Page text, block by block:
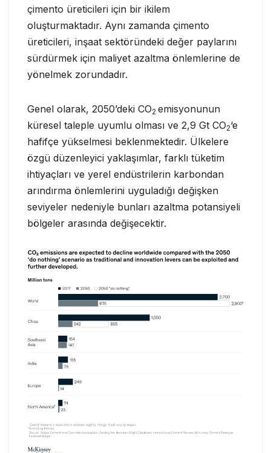
çimento üreticileri için bir ikilem
oluşturmaktadır. Aynı zamanda çimento
üreticileri, inşaat sektöründeki değer paylarını
sürdürmek için maliyet azaltma önlemlerine de
yönelmek zorundadır.
Genel olarak, 2050’deki CO2 emisyonunun
küresel taleple uyumlu olması ve 2,9 Gt CO2‘e
hafifçe yükselmesi beklenmektedir. Ülkelere
özgü düzenleyici yaklaşımlar, farklı tüketim
ihtiyaçları ve yerel endüstrilerin karbondan
arındırma önlemlerini uyguladığı değişken
seviyeler nedeniyle bunları azaltma potansiyeli
bölgeler arasında değişecektir.